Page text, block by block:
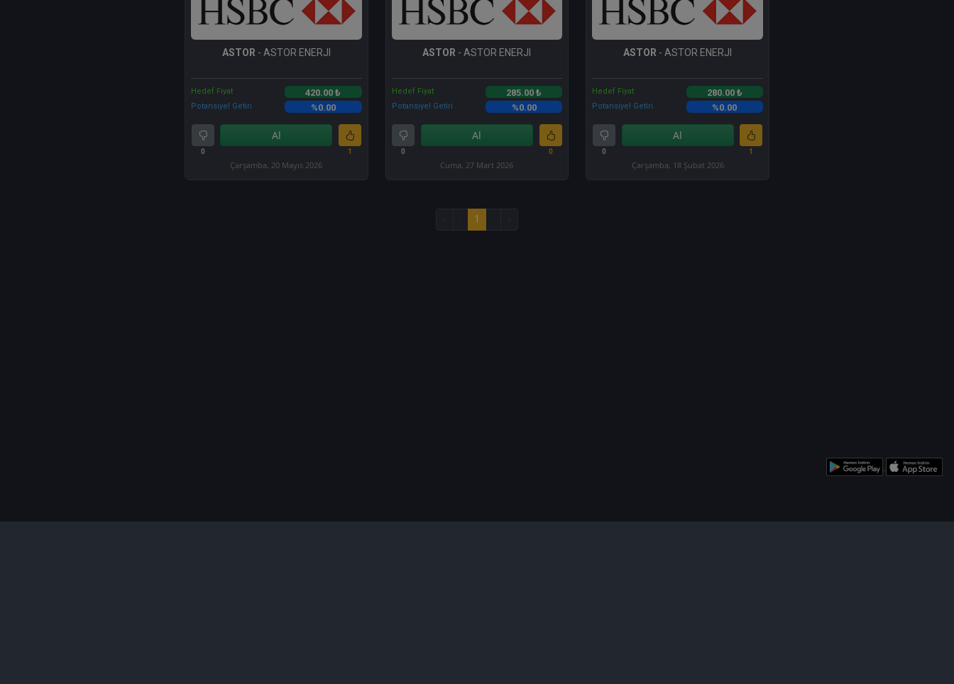
ASTOR - ASTOR ENERJI
Hedef Fiyat 420.00 ₺
Potansiyel Getiri %0.00
0
Al
1
Çarşamba, 20 Mayıs 2026
ASTOR - ASTOR ENERJI
Hedef Fiyat 285.00 ₺
Potansiyel Getiri %0.00
0
Al
0
Cuma, 27 Mart 2026
ASTOR - ASTOR ENERJI
Hedef Fiyat 280.00 ₺
Potansiyel Getiri %0.00
0
Al
1
Çarşamba, 18 Şubat 2026
1